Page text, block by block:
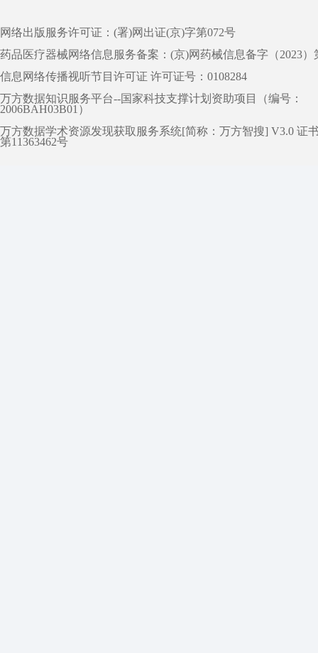
网络出版服务许可证：(署)网出证(京)字第072号
药品医疗器械网络信息服务备案：(京)网药械信息备字（2023）
信息网络传播视听节目许可证 许可证号：0108284
万方数据知识服务平台--国家科技支撑计划资助项目（编号：
2006BAH03B01）
万方数据学术资源发现获取服务系统[简称：万方智搜] V3.0 证
第11363462号